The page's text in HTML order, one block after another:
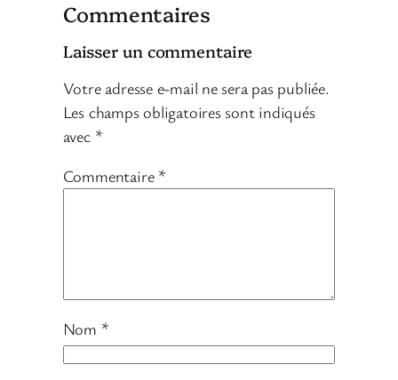
Commentaires
Laisser un commentaire
Votre adresse e-mail ne sera pas publiée.
Les champs obligatoires sont indiqués
avec *
Commentaire *
Nom *